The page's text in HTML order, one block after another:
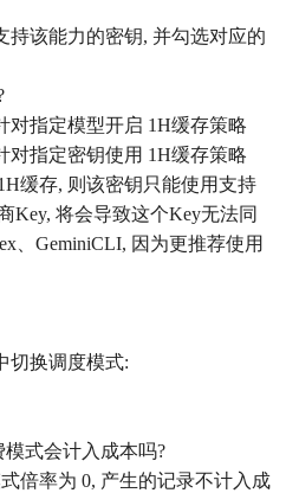
持该能力的密钥, 并勾选对应的
对指定模型开启 1H缓存策略
对指定密钥使用 1H缓存策略
缓存, 则该密钥只能使用支持
Key, 将会导致这个Key无法同
、GeminiCLI, 因为更推荐使用
切换调度模式:
式会计入成本吗?
倍率为 0, 产生的记录不计入成